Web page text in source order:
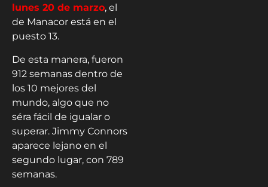
lunes 20 de marzo, el
de Manacor está en el
puesto 13.
De esta manera, fueron
912 semanas dentro de
los 10 mejores del
mundo, algo que no
séra fácil de igualar o
superar. Jimmy Connors
aparece lejano en el
segundo lugar, con 789
semanas.